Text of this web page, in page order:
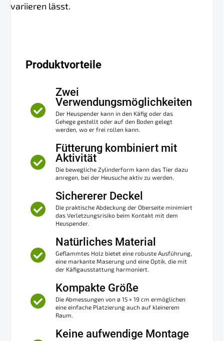
variieren lässt.
Produktvorteile
Zwei
Verwendungsmöglichkeiten
Der Heuspender kann in den Käfig oder das
Gehege gestellt oder auf den Boden gelegt
werden, wo er frei rollen kann.
Fütterung kombiniert mit
Aktivität
Die bewegliche Zylinderform kann das Tier dazu
anregen, bei der Heusuche aktiv zu werden.
Sichererer Deckel
Die praktische Abdeckung der Oberseite minimiert
das Verletzungsrisiko beim Kontakt mit dem
Heuspender.
Natürliches Material
Geflammtes Holz bietet eine robuste Ausführung,
eine markante Maserung und eine Optik, die mit
der Käfigausstattung harmoniert.
Kompakte Größe
Die Abmessungen von ø 15 × 19 cm ermöglichen
eine einfache Platzierung auch auf kleinerem
Raum.
Keine aufwendige Montage